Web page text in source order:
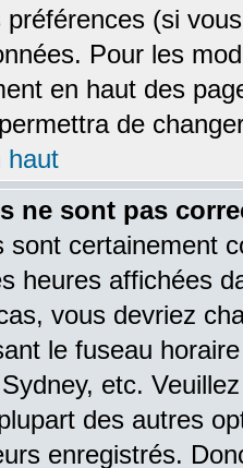
préférences (si
Pour les
en haut des
de
haut
ne sont pas
sont certainement
heures affichées
vous devriez
le fuseau
etc.
des autres
enregistrés.